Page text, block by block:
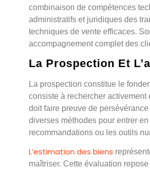
combinaison de compétences
administratifs et juridiques des
techniques de vente efficaces.
accompagnement complet des
La Prospection Et
La prospection constitue le
consiste à rechercher
doit faire preuve de
diverses méthodes pour entrer
recommandations ou les outils
L’estimation des biens
maîtriser. Cette évaluation repose